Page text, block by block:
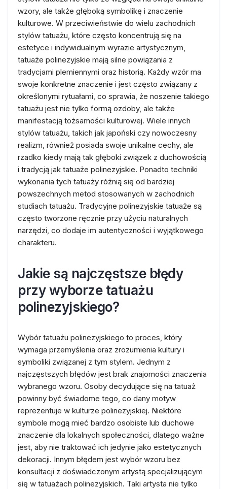
wzory, ale także głęboką symbolikę i znaczenie
kulturowe. W przeciwieństwie do wielu zachodnich
stylów tatuażu, które często koncentrują się na
estetyce i indywidualnym wyrazie artystycznym,
tatuaże polinezyjskie mają silne powiązania z
tradycjami plemiennymi oraz historią. Każdy wzór ma
swoje konkretne znaczenie i jest często związany z
określonymi rytuałami, co sprawia, że noszenie takiego
tatuażu jest nie tylko formą ozdoby, ale także
manifestacją tożsamości kulturowej. Wiele innych
stylów tatuażu, takich jak japoński czy nowoczesny
realizm, również posiada swoje unikalne cechy, ale
rzadko kiedy mają tak głęboki związek z duchowością
i tradycją jak tatuaże polinezyjskie. Ponadto techniki
wykonania tych tatuaży różnią się od bardziej
powszechnych metod stosowanych w zachodnich
studiach tatuażu. Tradycyjne polinezyjskie tatuaże są
często tworzone ręcznie przy użyciu naturalnych
narzędzi, co dodaje im autentyczności i wyjątkowego
charakteru.
Jakie są najczęstsze błędy
przy wyborze tatuażu
polinezyjskiego?
Wybór tatuażu polinezyjskiego to proces, który
wymaga przemyślenia oraz zrozumienia kultury i
symboliki związanej z tym stylem. Jednym z
najczęstszych błędów jest brak znajomości znaczenia
wybranego wzoru. Osoby decydujące się na tatuaż
powinny być świadome tego, co dany motyw
reprezentuje w kulturze polinezyjskiej. Niektóre
symbole mogą mieć bardzo osobiste lub duchowe
znaczenie dla lokalnych społeczności, dlatego ważne
jest, aby nie traktować ich jedynie jako estetycznych
dekoracji. Innym błędem jest wybór wzoru bez
konsultacji z doświadczonym artystą specjalizującym
się w tatuażach polinezyjskich. Taki artysta nie tylko